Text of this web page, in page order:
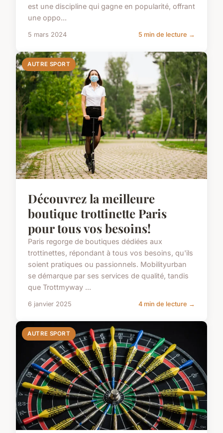
est une discipline qui gagne en popularité, offrant
une oppo...
5 mars 2024 5 min de lecture →
AUTRE SPORT
Découvrez la meilleure
boutique trottinette Paris
pour tous vos besoins!
Paris regorge de boutiques dédiées aux
trottinettes, répondant à tous vos besoins, qu'ils
soient pratiques ou passionnels. Mobilityurban
se démarque par ses services de qualité, tandis
que Trottmyway ...
6 janvier 2025 4 min de lecture →
AUTRE SPORT